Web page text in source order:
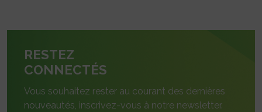
RESTEZ
CONNECTÉS
Vous souhaitez rester au courant des dernières
nouveautés, inscrivez-vous à notre newsletter.